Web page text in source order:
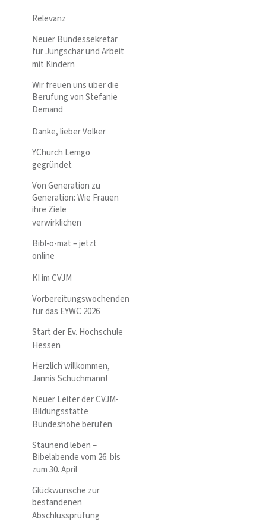
Relevanz
Neuer Bundessekretär
für Jungschar und Arbeit
mit Kindern
Wir freuen uns über die
Berufung von Stefanie
Demand
Danke, lieber Volker
YChurch Lemgo
gegründet
Von Generation zu
Generation: Wie Frauen
ihre Ziele
verwirklichen
Bibl-o-mat – jetzt
online
KI im CVJM
Vorbereitungswochenden
für das EYWC 2026
Start der Ev. Hochschule
Hessen
Herzlich willkommen,
Jannis Schuchmann!
Neuer Leiter der CVJM-
Bildungsstätte
Bundeshöhe berufen
Staunend leben –
Bibelabende vom 26. bis
zum 30. April
Glückwünsche zur
bestandenen
Abschlussprüfung